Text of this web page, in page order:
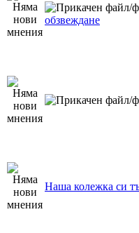
обзвеждане
Наша колежка си